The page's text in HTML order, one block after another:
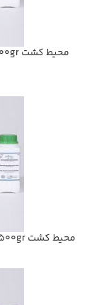
محيط كشت Brucella Agar 500gr كاندا هيسپان پروناديسا